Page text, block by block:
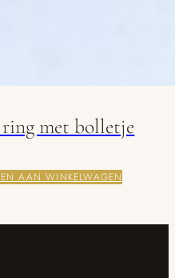
met bolletje
AAN WINKELWAGEN